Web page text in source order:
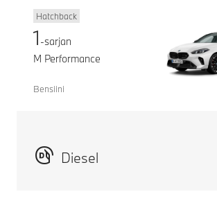
Hatchback
1 -sarjan
M Performance
Bensiini
Diesel